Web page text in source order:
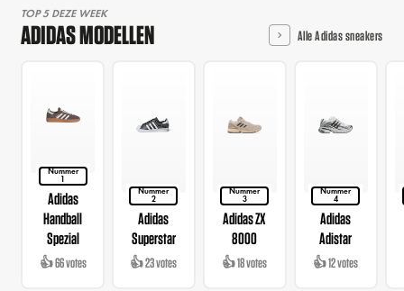
TOP 5 DEZE WEEK
ADIDAS MODELLEN Alle Adidas sneakers
Nummer
1
Adidas
Handball
Spezial
👍 66 votes
Nummer
2
Adidas
Superstar
👍 23 votes
Nummer
3
Adidas ZX
8000
👍 18 votes
Nummer
4
Adidas
Adistar
👍 12 votes